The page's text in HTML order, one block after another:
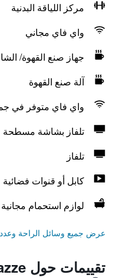
مركز اللياقة البدنية
واي فاي مجاني
جهاز صنع القهوة/
آلة صنع القهوة
واي فاي متوفر في
تلفاز بشاشة مسطحة
تلفاز
كابل أو قنوات فضائية
لوازم استحمام مجانية
عرض جميع وسائل الراحة وعددها
تقييمات حول Residenza Le Terrazze